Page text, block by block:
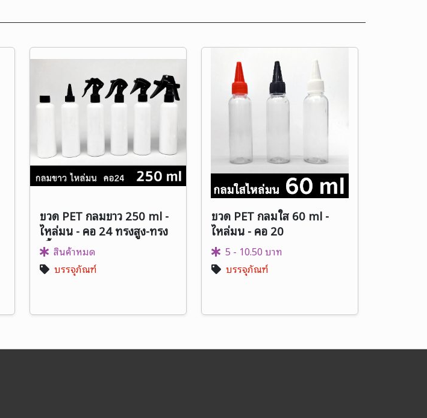
ขวด PET กลมขาว 250 ml -
ไหล่มน - คอ 24 ทรงสูง-ทรง
เตี้ยสินค้าหมด
บรรจุภัณฑ์
ขวด PET กลมใส 60 ml -
ไหล่มน - คอ 20
5 - 10.50 บาท
บรรจุภัณฑ์